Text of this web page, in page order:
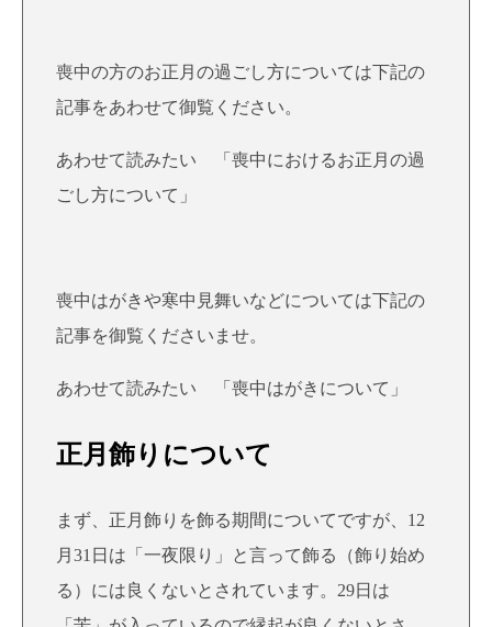
喪中の方のお正月の過ごし方については下記の
記事をあわせて御覧ください。
あわせて読みたい
「喪中におけるお正月の過
ごし方について」
喪中はがきや寒中見舞いなどについては下記の
記事を御覧くださいませ。
あわせて読みたい 「喪中はがきについて」
正月飾りについて
まず、正月飾りを飾る期間についてですが、12
月31日は「一夜限り」と言って飾る（飾り始め
る）には良くないとされています。29日は